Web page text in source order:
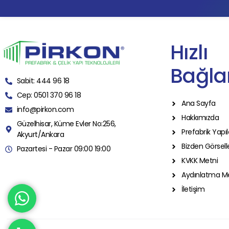
Sabit: 444 96 18
Cep: 0501 370 96 18
info@pirkon.com
Güzelhisar, Küme Evler No:256,
Akyurt/Ankara
Pazartesi - Pazar 09:00 19:00
Hızlı
Ana Sayfa
Hakkımızda
Prefabrik
Bizden
KVKK Metni
Aydınlatma
İletişim